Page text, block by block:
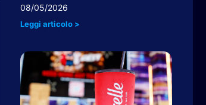
08/05/2026
Leggi articolo >